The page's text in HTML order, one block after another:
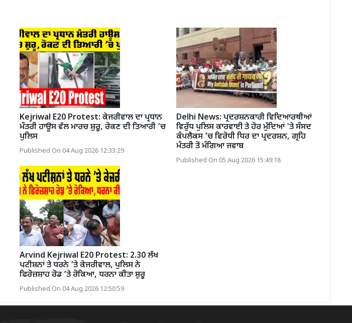
Kejriwal E20 Protest: ਕੇਜਰੀਵਾਲ ਦਾ ਪ੍ਰਧਾਨ
ਮੰਤਰੀ ਹਾਊਸ ਵੱਲ ਮਾਰਚ ਸ਼ੁਰੂ, ਰੋਕਣ ਦੀ ਤਿਆਰੀ ’ਚ
ਪੁਲਿਸ
Published On 04 Aug 2026 12:33:29
Delhi News: ਪ੍ਰਦਰਸ਼ਨਕਾਰੀ ਵਿਦਿਆਰਥੀਆਂ
ਵਿਰੁੱਧ ਪੁਲਿਸ ਕਾਰਵਾਈ ਤੇ ਹੋਰ ਮੁੱਦਿਆਂ 'ਤੇ ਸੰਸਦ
ਕੰਪਲੈਕਸ ’ਚ ਵਿਰੋਧੀ ਧਿਰ ਦਾ ਪ੍ਰਦਰਸ਼ਨ, ਗ੍ਰਹਿ
ਮੰਤਰੀ ਤੋਂ ਮੰਗਿਆ ਜਵਾਬ
Published On 05 Aug 2026 15:49:18
Arvind Kejriwal E20 Protest: 2.30 ਲੱਖ
ਪਟੀਸ਼ਨਾਂ ਤੇ ਧਰਨੇ 'ਤੇ ਕੇਜਰੀਵਾਲ, ਪੁਲਿਸ ਨੇ
ਫਿਰੋਜ਼ਸ਼ਾਹ ਰੋਡ ’ਤੇ ਰੋਕਿਆ, ਧਰਨਾ ਕੀਤਾ ਸ਼ੁਰੂ
Published On 04 Aug 2026 12:50:59